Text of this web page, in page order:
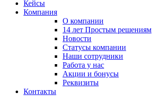
Кейсы
Компания
О компании
14 лет Простым решениям
Новости
Статусы компании
Наши сотрудники
Работа у нас
Акции и бонусы
Реквизиты
Контакты